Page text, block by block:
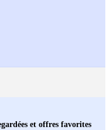
et offres favorites